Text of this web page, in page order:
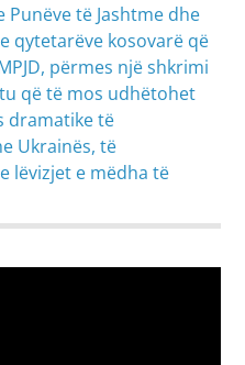
të Jashtme dhe
qytetarëve kosovarë që
përmes një shkrimi
që të mos udhëtohet
dramatike të
Ukrainës, të
lëvizjet e mëdha të